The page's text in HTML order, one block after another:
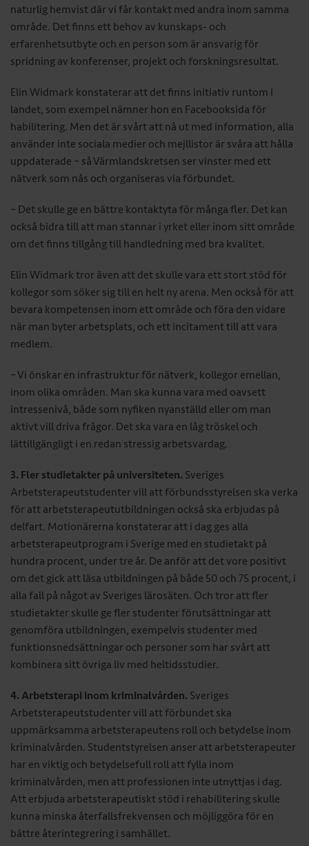
naturlig hemvist där vi får kontakt med andra inom samma
område. Det finns ett behov av kunskaps- och
erfarenhetsutbyte och en person som är ansvarig för
spridning av konferenser, projekt och forskningsresultat.
Elin Widmark konstaterar att det finns initiativ runtom i
landet, som exempel nämner hon en Facebooksida för
habilitering. Men det är svårt att nå ut med information, alla
använder inte sociala medier och mejllistor är svåra att hålla
uppdaterade – så Värmlandskretsen ser vinster med ett
nätverk som nås och organiseras via förbundet.
– Det skulle ge en bättre kontaktyta för många fler. Det kan
också bidra till att man stannar i yrket eller inom sitt område
om det finns tillgång till handledning med bra kvalitet.
Elin Widmark tror även att det skulle vara ett stort stöd för
kollegor som söker sig till en helt ny arena. Men också för att
bevara kompetensen inom ett område och föra den vidare
när man byter arbetsplats, och ett incitament till att vara
medlem.
– Vi önskar en infrastruktur för nätverk, kollegor emellan,
inom olika områden. Man ska kunna vara med oavsett
intressenivå, både som nyfiken nyanställd eller om man
aktivt vill driva frågor. Det ska vara en låg tröskel och
lättillgängligt i en redan stressig arbetsvardag.
3. Fler studietakter på universiteten. Sveriges
Arbetsterapeutstudenter vill att förbundsstyrelsen ska verka
för att arbetsterapeututbildningen också ska erbjudas på
delfart. Motionärerna konstaterar att i dag ges alla
arbetsterapeutprogram i Sverige med en studietakt på
hundra procent, under tre år. De anför att det vore positivt
om det gick att läsa utbildningen på både 50 och 75 procent, i
alla fall på något av Sveriges lärosäten. Och tror att fler
studietakter skulle ge fler studenter förutsättningar att
genomföra utbildningen, exempelvis studenter med
funktionsnedsättningar och personer som har svårt att
kombinera sitt övriga liv med heltidsstudier.
4. Arbetsterapi inom kriminalvården. Sveriges
Arbetsterapeutstudenter vill att förbundet ska
uppmärksamma arbetsterapeutens roll och betydelse inom
kriminalvården. Studentstyrelsen anser att arbetsterapeuter
har en viktig och betydelsefull roll att fylla inom
kriminalvården, men att professionen inte utnyttjas i dag.
Att erbjuda arbetsterapeutiskt stöd i rehabilitering skulle
kunna minska återfallsfrekvensen och möjliggöra för en
bättre återintegrering i samhället.